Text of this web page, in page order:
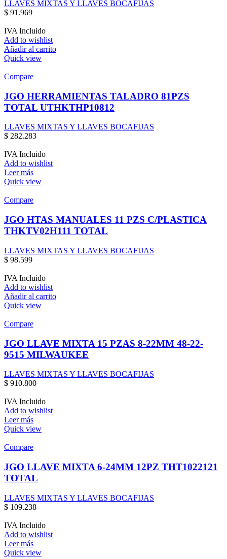
LLAVES MIXTAS Y LLAVES BOCAFIJAS
$ 91.969
IVA Incluido
Add to wishlist
Añadir al carrito
Quick view
Compare
JGO HERRAMIENTAS TALADRO 81PZS
TOTAL UTHKTHP10812
LLAVES MIXTAS Y LLAVES BOCAFIJAS
$ 282.283
IVA Incluido
Add to wishlist
Leer más
Quick view
Compare
JGO HTAS MANUALES 11 PZS C/PLASTICA
THKTV02H111 TOTAL
LLAVES MIXTAS Y LLAVES BOCAFIJAS
$ 98.599
IVA Incluido
Add to wishlist
Añadir al carrito
Quick view
Compare
JGO LLAVE MIXTA 15 PZAS 8-22MM 48-22-
9515 MILWAUKEE
LLAVES MIXTAS Y LLAVES BOCAFIJAS
$ 910.800
IVA Incluido
Add to wishlist
Leer más
Quick view
Compare
JGO LLAVE MIXTA 6-24MM 12PZ THT1022121
TOTAL
LLAVES MIXTAS Y LLAVES BOCAFIJAS
$ 109.238
IVA Incluido
Add to wishlist
Leer más
Quick view